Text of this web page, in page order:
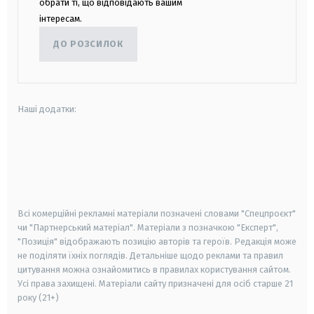
обрати ті, що відповідають вашим
інтересам.
ДО РОЗСИЛОК
Наші додатки:
Всі комерційні рекламні матеріали позначені словами "Спецпроєкт"
чи "Партнерський матеріал". Матеріали з позначкою "Експерт",
"Позиція" відображають позицію авторів та героїв. Редакція може
не поділяти їхніх поглядів. Детальніше щодо реклами та правил
цитування можна ознайомитись в правилах користування сайтом.
Усі права захищені. Матеріали сайту призначені для осіб старше 21
року (21+)